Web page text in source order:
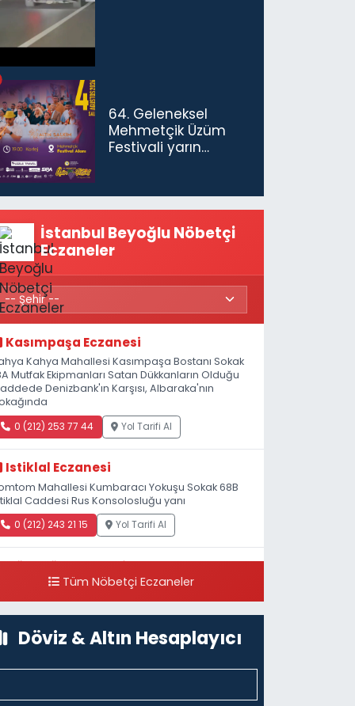
64. Geleneksel
Mehmetçik Üzüm
Festivali yarın
İstanbul Beyoğlu Nöbetçi
Eczaneler
Kasımpaşa Eczanesi
Kahya Mahallesi Kasımpaşa Bostanı Sokak
Mutfak Ekipmanları Satan Dükkanların Olduğu
Denizbank'ın Karşısı, Albaraka'nın
0 (212) 253 77 44 Yol Tarifi Al
Istiklal Eczanesi
Mahallesi Kumbaracı Yokuşu Sokak 68B
Caddesi Rus Konsolosluğu yanı
0 (212) 243 21 15 Yol Tarifi Al
Güleryüz Eczanesi
Mahallesi Şaban Deresi Sokak 7 D Koç
Arkası-kalaycıbahçe Meydana Doğru
Tüm Nöbetçi Eczaneler
Döviz & Altın Hesaplayıcı